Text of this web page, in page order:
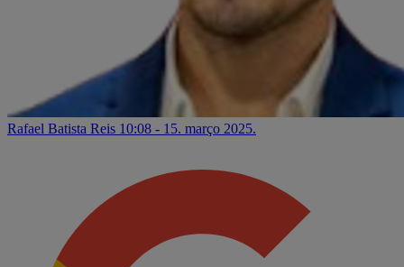
Rafael Batista Reis 10:08 - 15. março 2025.